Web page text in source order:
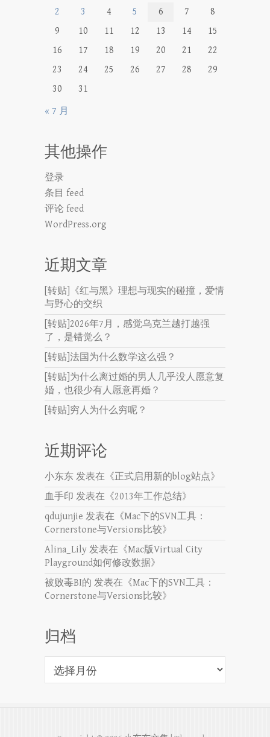
2
3 4 5 6 7
8
9
10 11 12 13 14
15
16
17 18 19 20 21
22
23
24 25 26 27 28
29
30
31
« 7 月
其他操作
登录
条目 feed
评论 feed
WordPress.org
近期文章
[转贴]《红与黑》理想与现实的碰撞，爱情
与野心的交织
[转贴]2026年7月，感觉乌克兰越打越强
了，是错觉么？
[转贴]法国为什么数学这么强？
[转贴]为什么离过婚的男人几乎没人愿意复
婚，也很少有人愿意再婚？
[转贴]穷人为什么穷呢？
近期评论
小东东 发表在《正式启用新的blog站点》
血手印 发表在《2013年工作总结》
qdujunjie 发表在《Mac下的SVN工具：
Cornerstone与Versions比较》
Alina_Lily 发表在《Mac版Virtual City
Playground如何修改数据》
被败毒BI的 发表在《Mac下的SVN工具：
Cornerstone与Versions比较》
归档